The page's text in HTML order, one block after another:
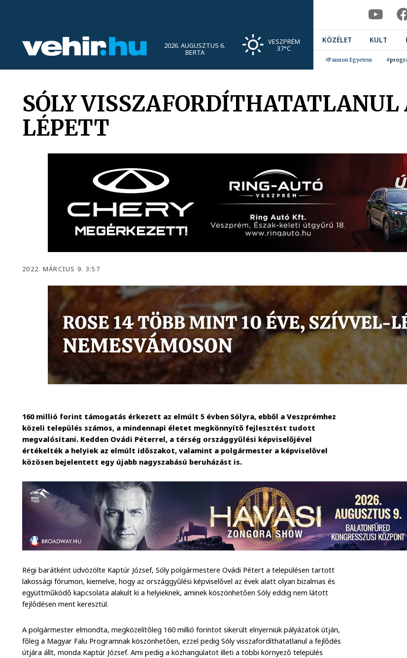
2026. AUGUSZTUS 6.
BERTA
VESZPRÉM
37°C
KÖZÉLET KULT
#Pannon Egyetem
SÓLY VISSZAFORDÍTHATATLANUL
LÉPETT
2022. MÁRCIUS 9. 3:57
160 millió forint támogatás érkezett az elmúlt 5 évben Sólyra, ebből a Veszprémhez
közeli település számos, a mindennapi életet megkönnyítő fejlesztést tudott
megvalósítani. Kedden Ovádi Péterrel, a térség országgyűlési képviselőjével
értékelték a helyiek az elmúlt időszakot, valamint a polgármester a képviselővel
közösen bejelentett egy újabb nagyszabású beruházást is.
Régi barátként üdvözölte Kaptúr József, Sóly polgármestere Ovádi Pétert a településen tartott
lakossági fórumon, kiemelve, hogy az országgyűlési képviselővel az évek alatt olyan bizalmas és
együttműködő kapcsolata alakult ki a helyieknek, aminek köszönhetően Sóly eddig nem látott
fejlődésen ment keresztül.
A polgármester elmondta, megközelítőleg 160 millió forintot sikerült elnyerniük pályázatok útján,
főleg a Magyar Falu Programnak köszönhetően, ezzel pedig Sóly visszafordíthatatlanul a fejlődés
útjára állt, monda Kaptúr József. Ami pedig a közhangulatot illeti a többi környező település